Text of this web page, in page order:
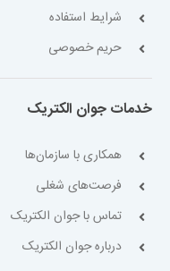
شرایط استفاده
حریم خصوصی
خدمات جوان الکتریک
همکاری با سازمان‌ها
فرصت‌های شغلی
تماس با جوان الکتریک
درباره جوان الکتریک